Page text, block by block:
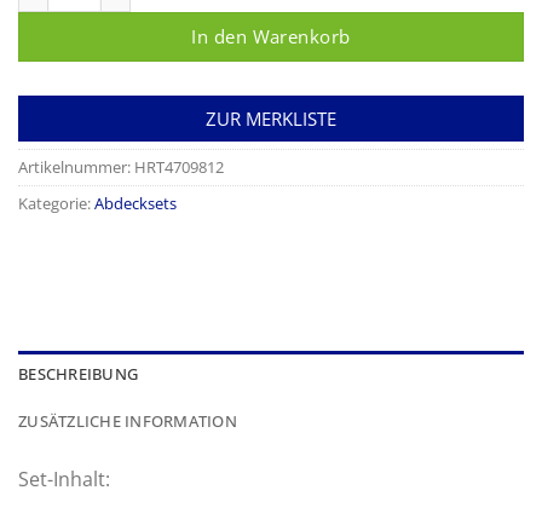
In den Warenkorb
ZUR MERKLISTE
Artikelnummer: HRT4709812
Kategorie:Abdecksets
BESCHREIBUNG
ZUSÄTZLICHE INFORMATION
Set-Inhalt: